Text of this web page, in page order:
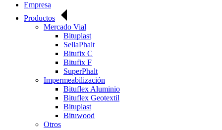
Empresa
Productos
Mercado Vial
Bituplast
SellaPhalt
Bitufix C
Bitufix F
SuperPhalt
Impermeabilización
Bituflex Aluminio
Bituflex Geotextil
Bituplast
Bituwood
Otros